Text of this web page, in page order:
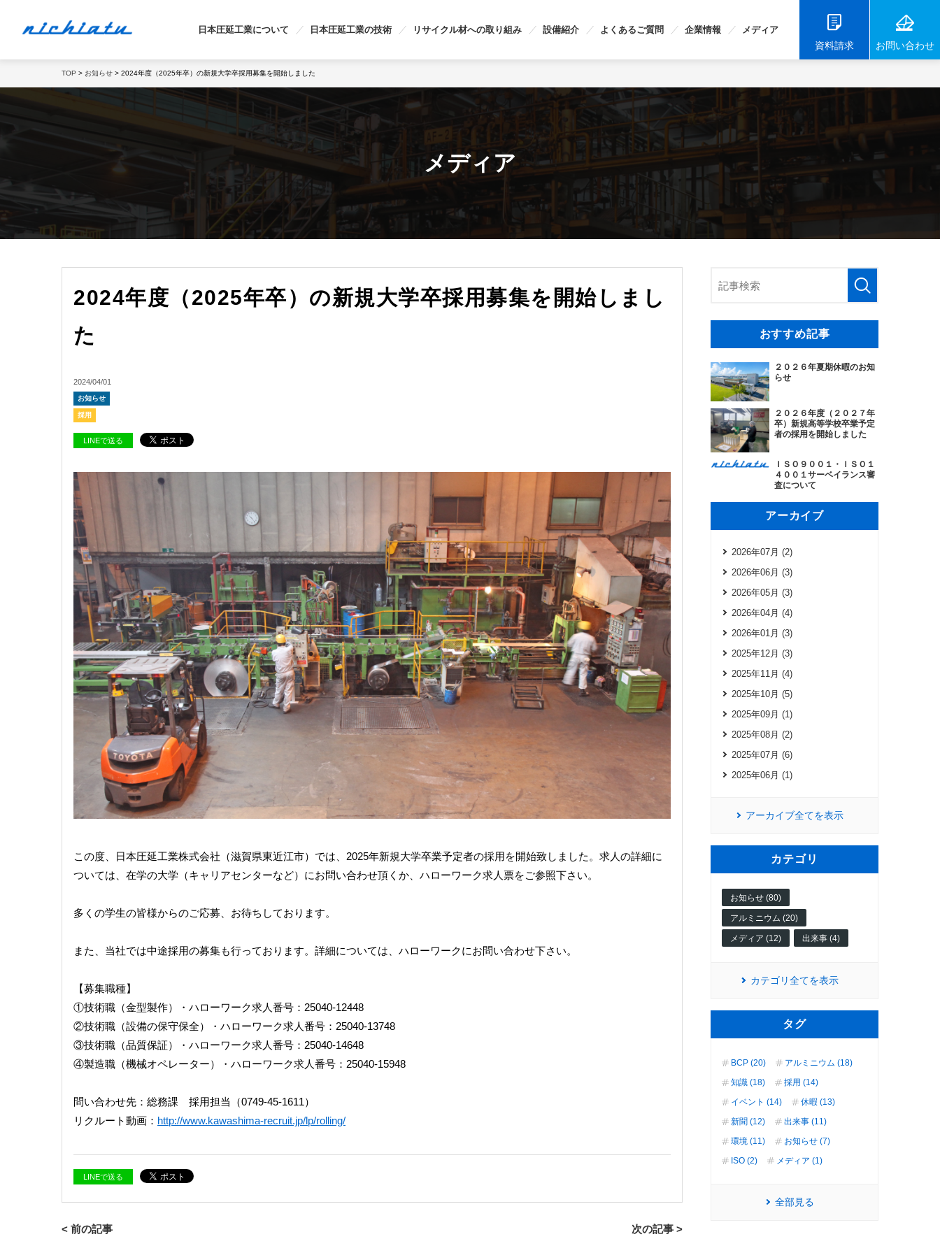
日本圧延工業について 日本圧延工業の技術 リサイクル材への取り組み 設備紹介 よくあるご質問 企業情報 メディア
資料請求 お問い合わせ
TOP > お知らせ > 2024年度（2025年卒）の新規大学卒採用募集を開始しました
メディア
2024年度（2025年卒）の新規大学卒採用募集を開始しまし
た
2024/04/01
お知らせ
採用
LINEで送る
この度、日本圧延工業株式会社（滋賀県東近江市）では、2025年新規大学卒業予定者の採用を開始致しました。求人の詳細に
ついては、在学の大学（キャリアセンターなど）にお問い合わせ頂くか、ハローワーク求人票をご参照下さい。
多くの学生の皆様からのご応募、お待ちしております。
また、当社では中途採用の募集も行っております。詳細については、ハローワークにお問い合わせ下さい。
【募集職種】
①技術職（金型製作）・ハローワーク求人番号：25040-12448
②技術職（設備の保守保全）・ハローワーク求人番号：25040-13748
③技術職（品質保証）・ハローワーク求人番号：25040-14648
④製造職（機械オペレーター）・ハローワーク求人番号：25040-15948
問い合わせ先：総務課 採用担当（0749-45-1611）
リクルート動画： http://www.kawashima-recruit.jp/lp/rolling/
LINEで送る
< 前の記事 次の記事 >
おすすめ記事
２０２６年夏期休暇のお知
らせ
２０２６年度（２０２７年
卒）新規高等学校卒業予定
者の採用を開始しました
ＩＳＯ９００１・ＩＳＯ１
４００１サーベイランス審
査について
アーカイブ
2026年07月 (2)
2026年06月 (3)
2026年05月 (3)
2026年04月 (4)
2026年01月 (3)
2025年12月 (3)
2025年11月 (4)
2025年10月 (5)
2025年09月 (1)
2025年08月 (2)
2025年07月 (6)
2025年06月 (1)
アーカイブ全てを表示
カテゴリ
お知らせ (80)
アルミニウム (20)
メディア (12) 出来事 (4)
カテゴリ全てを表示
タグ
BCP (20)
アルミニウム (18)
知識 (18)
採用 (14)
イベント (14)
休暇 (13)
新聞 (12)
出来事 (11)
環境 (11)
お知らせ (7)
ISO (2)
メディア (1)
全部見る